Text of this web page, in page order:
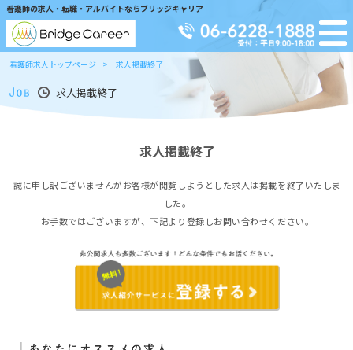
看護師の求人・転職・アルバイトならブリッジキャリア
看護師求人トップページ 求人掲載終了
求人掲載終了
求人掲載終了
誠に申し訳ございませんがお客様が閲覧しようとした求人は掲載を終了いたしま
した。
お手数ではございますが、下記より登録しお問い合わせください。